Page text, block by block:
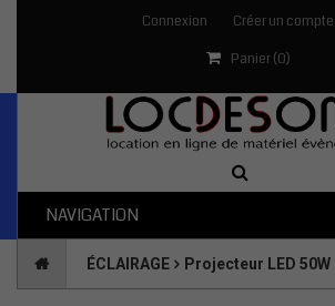
Connexion
Créer un compte
Panier (0)
NAVIGATION
ÉCLAIRAGE Projecteur LED 50W